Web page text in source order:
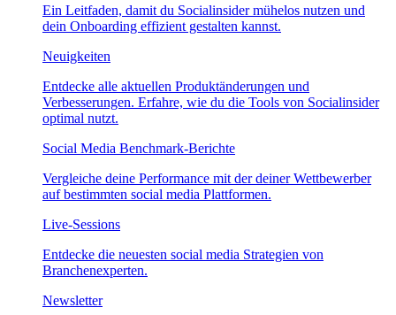
Ein Leitfaden, damit du Socialinsider mühelos nutzen und
dein Onboarding effizient gestalten kannst.
Neuigkeiten
Entdecke alle aktuellen Produktänderungen und
Verbesserungen. Erfahre, wie du die Tools von Socialinsider
optimal nutzt.
Social Media Benchmark-Berichte
Vergleiche deine Performance mit der deiner Wettbewerber
auf bestimmten social media Plattformen.
Live-Sessions
Entdecke die neuesten social media Strategien von
Branchenexperten.
Newsletter